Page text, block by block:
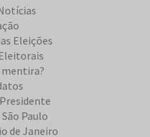
Eleições
mentira?
Paulo
de Janeiro